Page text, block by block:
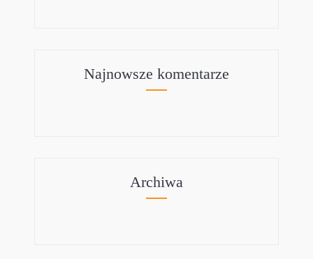
Najnowsze komentarze
Archiwa